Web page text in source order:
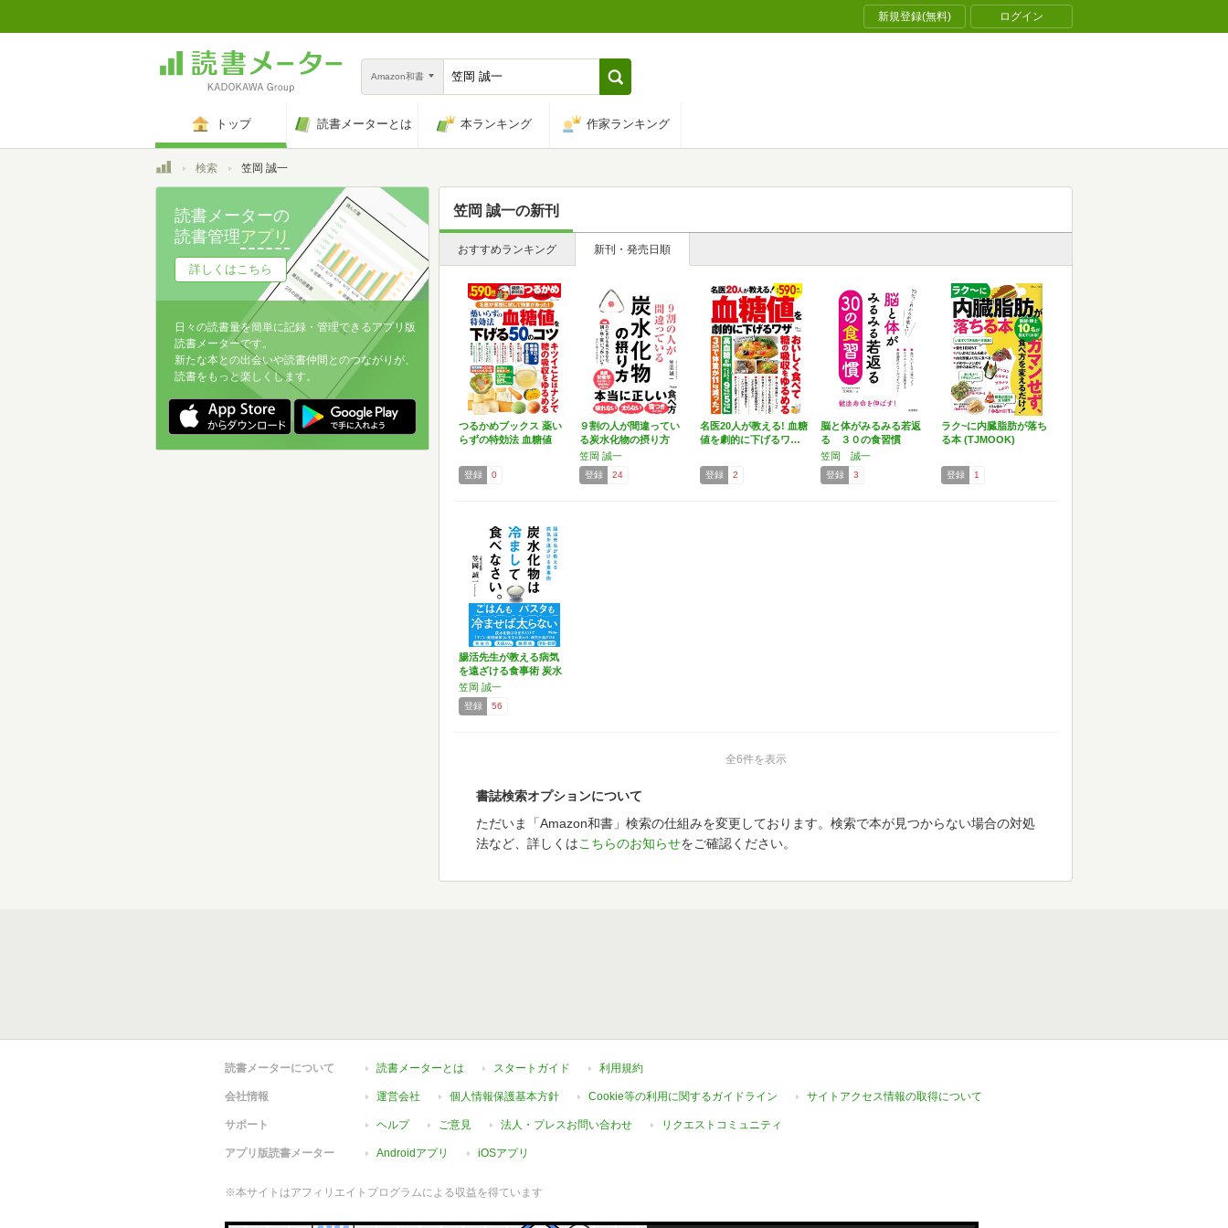
新規登録(無料) ログイン
Amazon和書
トップ 読書メーターとは 本ランキング 作家ランキング
トップ検索 笠岡 誠一
笠岡 誠一の新刊
おすすめランキング 新刊・発売日順
つるかめブックス 薬い
らずの特効法 血糖値
登録 0
９割の人が間違ってい
る炭水化物の摂り方
笠岡 誠一
登録 24
名医20人が教える! 血糖
値を劇的に下げるワ…
登録 2
脳と体がみるみる若返
る ３０の食習慣
笠岡 誠一
登録 3
ラク~に内臓脂肪が落ち
る本 (TJMOOK)
登録 1
腸活先生が教える病気
を遠ざける食事術 炭水
化…
笠岡 誠一
登録 56
全6件を表示
書誌検索オプションについて
ただいま「Amazon和書」検索の仕組みを変更しております。検索で本が見つからない場合の対処
法など、詳しくはこちらのお知らせをご確認ください。
読書メーターの
読書管理アプリ
詳しくはこちら
日々の読書量を簡単に記録・管理できるアプリ版
読書メーターです。
新たな本との出会いや読書仲間とのつながりが、
読書をもっと楽しくします。
読書メーターについて 読書メーターとは スタートガイド 利用規約
会社情報 運営会社 個人情報保護基本方針 Cookie等の利用に関するガイドライン サイトアクセス情報の取得について
サポート ヘルプ ご意見 法人・プレスお問い合わせ リクエストコミュニティ
アプリ版読書メーター Androidアプリ iOSアプリ
※本サイトはアフィリエイトプログラムによる収益を得ています